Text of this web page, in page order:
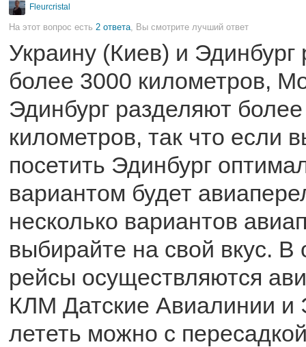
Fleurcristal
На этот вопрос есть 2 ответа , Вы смотрите лучший ответ
Украину (Киев) и Эдинбург
более 3000 километров,
Эдинбург разделяют
километров, так что если
посетить Эдинбург
вариантом будет
несколько вариантов
выбирайте на свой вкус. В
рейсы осуществляются
КЛМ Датские Авиалинии и
лететь можно с